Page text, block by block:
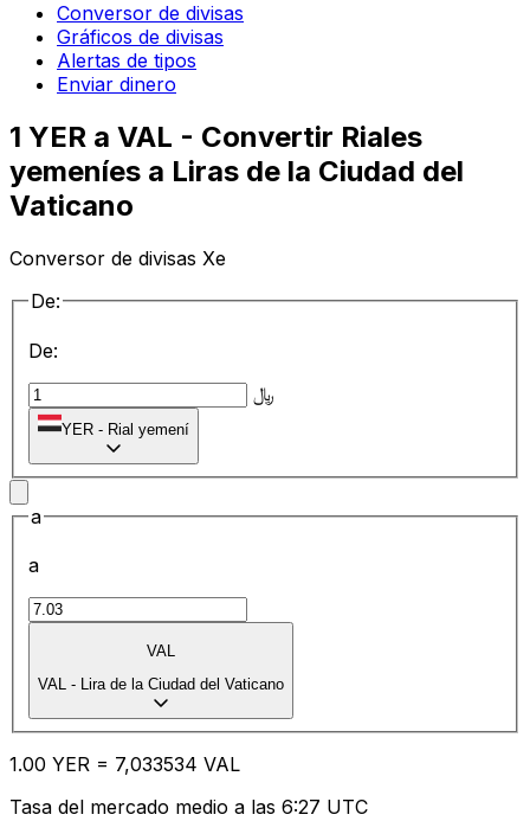
Conversor de divisas
Gráficos de divisas
Alertas de tipos
Enviar dinero
1 YER a VAL - Convertir Riales
yemeníes a Liras de la Ciudad del
Vaticano
Conversor de divisas Xe
De:
De:
﷼
YER - Rial yemení
a
a
VAL
VAL - Lira de la Ciudad del Vaticano
1.00 YER = 7,033534 VAL
Tasa del mercado medio a las 6:27 UTC